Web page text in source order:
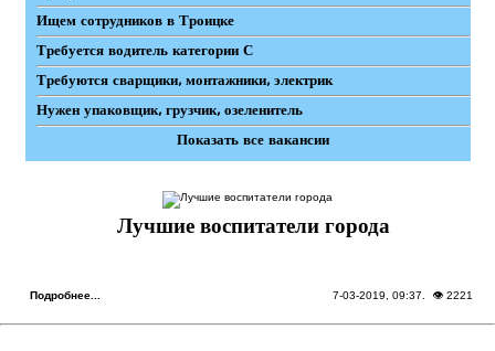
Ищем сотрудников в Троицке
Требуется водитель категории С
Требуются сварщики, монтажники, электрик
Нужен упаковщик, грузчик, озеленитель
Показать все вакансии
Лучшие воспитатели города
Подробнее... 7-03-2019, 09:37 . 👁 2221